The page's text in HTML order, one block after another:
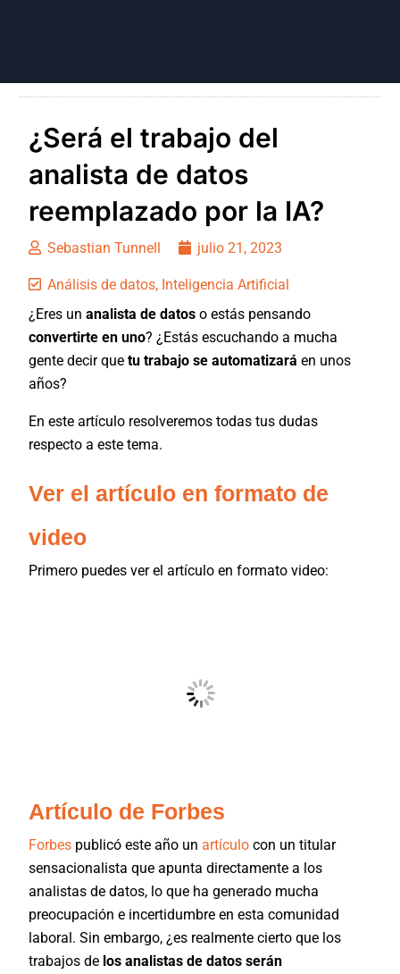
¿Será el trabajo del
analista de datos
reemplazado por la IA?
Sebastian Tunnell julio 21, 2023
Análisis de datos, Inteligencia Artificial
¿Eres unanalista de datos o estás pensando
convertirte en uno? ¿Estás escuchando a mucha
gente decir que tu trabajo se automatizará en unos
años?
En este artículo resolveremos todas tus dudas
respecto a este tema.
Ver el artículo en formato de
video
Primero puedes ver el artículo en formato video:
Artículo de Forbes
Forbes publicó este año un artículo con un titular
sensacionalista que apunta directamente a los
analistas de datos, lo que ha generado mucha
preocupación e incertidumbre en esta comunidad
laboral. Sin embargo, ¿es realmente cierto que los
trabajos de los analistas de datos serán